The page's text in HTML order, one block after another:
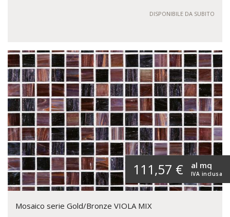
DISPONIBILE DA SUBITO
111,57 € IVA inclusa
al mq
Mosaico serie Gold/Bronze VIOLA MIX